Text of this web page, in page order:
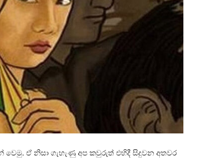
ඒ නිසා ගැහැණු අප කවුරුත් එහිදී සිදුවන අතවර